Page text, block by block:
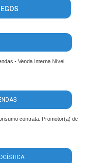
- Venda Interna Nível
contrata: Promotor(a) de